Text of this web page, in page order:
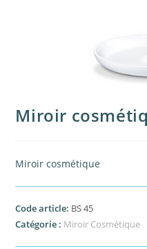
Miroir
Miroir cosmétique
Code article: BS 45
Catégorie : Miroir Cosmétique